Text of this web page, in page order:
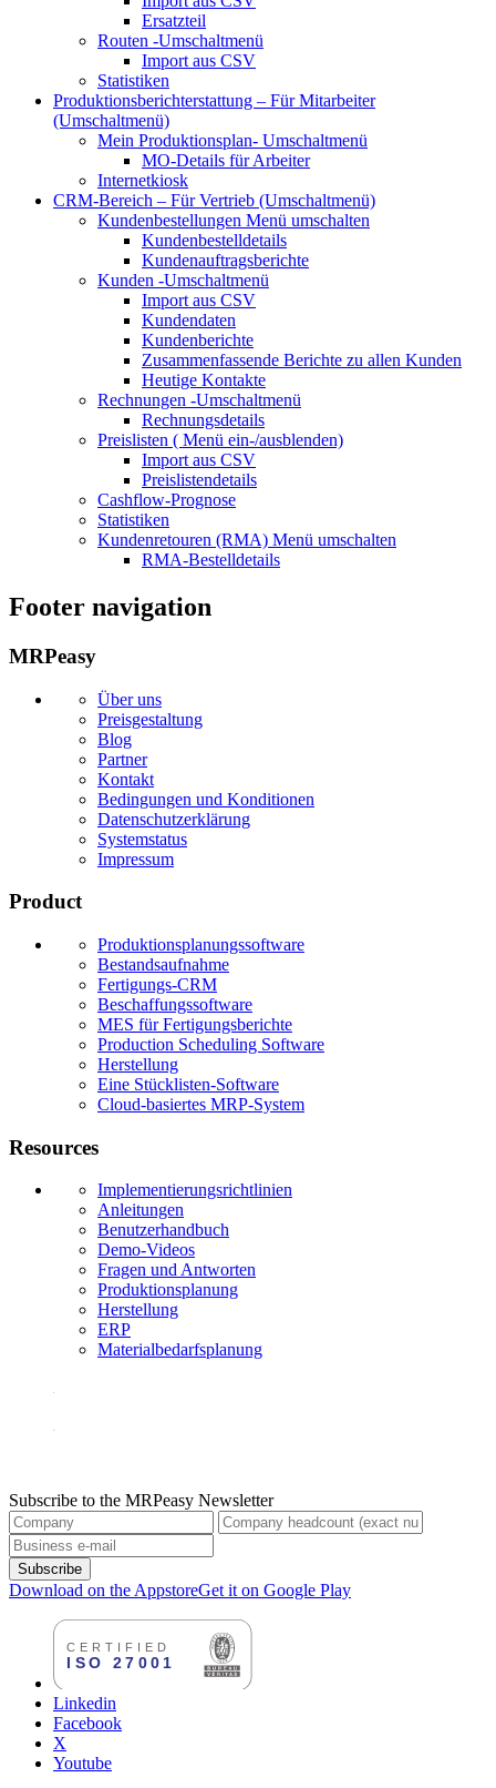
Ersatzteil
Routen -Umschaltmenü
Import aus CSV
Statistiken
Produktionsberichterstattung – Für Mitarbeiter
(Umschaltmenü)
Mein Produktionsplan- Umschaltmenü
MO-Details für Arbeiter
Internetkiosk
CRM-Bereich – Für Vertrieb (Umschaltmenü)
Kundenbestellungen Menü umschalten
Kundenbestelldetails
Kundenauftragsberichte
Kunden -Umschaltmenü
Import aus CSV
Kundendaten
Kundenberichte
Zusammenfassende Berichte zu allen Kunden
Heutige Kontakte
Rechnungen -Umschaltmenü
Rechnungsdetails
Preislisten ( Menü ein-/ausblenden)
Import aus CSV
Preislistendetails
Cashflow-Prognose
Statistiken
Kundenretouren (RMA) Menü umschalten
RMA-Bestelldetails
Footer navigation
MRPeasy
Über uns
Preisgestaltung
Blog
Partner
Kontakt
Bedingungen und Konditionen
Datenschutzerklärung
Systemstatus
Impressum
Product
Produktionsplanungssoftware
Bestandsaufnahme
Fertigungs-CRM
Beschaffungssoftware
MES für Fertigungsberichte
Production Scheduling Software
Herstellung
Eine Stücklisten-Software
Cloud-basiertes MRP-System
Resources
Implementierungsrichtlinien
Anleitungen
Benutzerhandbuch
Demo-Videos
Fragen und Antworten
Produktionsplanung
Herstellung
ERP
Materialbedarfsplanung
Subscribe to the MRPeasy Newsletter
Subscribe
Download on the AppstoreGet it on Google Play
Linkedin
Facebook
X
Youtube